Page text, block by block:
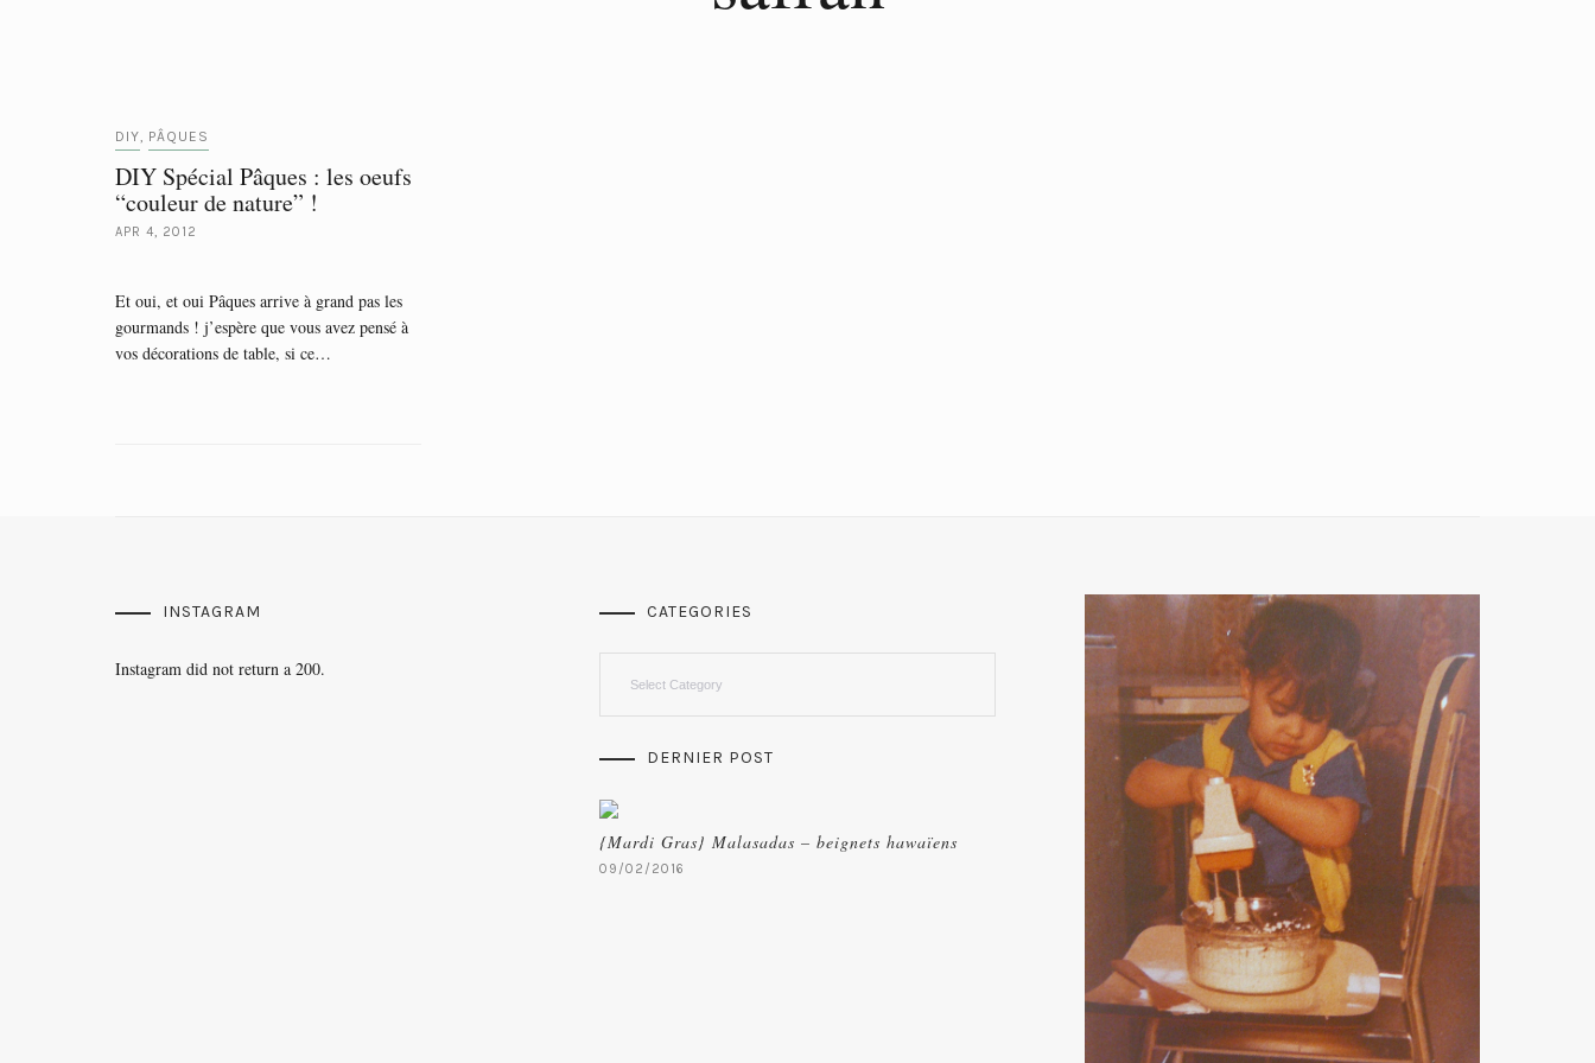
DIY, PÂQUES
DIY Spécial Pâques : les oeufs
“couleur de nature” !
APR 4, 2012
Et oui, et oui Pâques arrive à grand pas les
gourmands ! j’espère que vous avez pensé à
vos décorations de table, si ce…
INSTAGRAM
Instagram did not return a 200.
CATEGORIES
DERNIER POST
{Mardi Gras} Malasadas – beignets hawaïens
09/02/2016